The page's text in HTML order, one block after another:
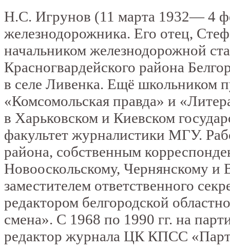
Н.С. Игрунов (11 марта 1932— 4
железнодорожника. Его отец,
начальником железнодорожной
Красногвардейского района
в селе Ливенка. Ещё школьником
«Комсомольская правда» и
в Харьковском и Киевском
факультет журналистики МГУ.
района, собственным
Новооскольскому, Чернянскому
заместителем ответственного
редактором белгородской
смена». С 1968 по 1990 гг. на
редактор журнала ЦК КПСС